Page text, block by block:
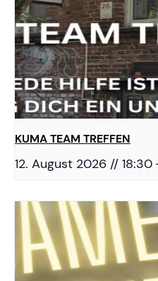
KUMA TEAM TREFFEN
12. August 2026 // 18:30